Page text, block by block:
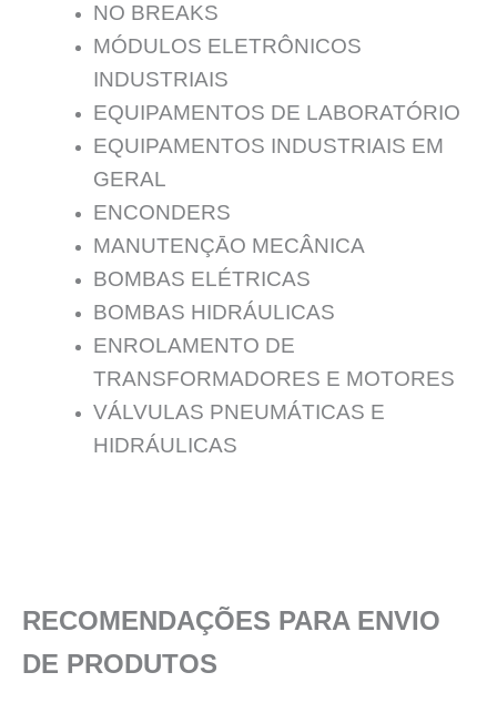
NO BREAKS
MÓDULOS ELETRÔNICOS
INDUSTRIAIS
EQUIPAMENTOS DE LABORATÓRIO
EQUIPAMENTOS INDUSTRIAIS EM
GERAL
ENCONDERS
MANUTENÇĀO MECÂNICA
BOMBAS ELÉTRICAS
BOMBAS HIDRÁULICAS
ENROLAMENTO DE
TRANSFORMADORES E MOTORES
VÁLVULAS PNEUMÁTICAS E
HIDRÁULICAS
RECOMENDAÇÕES PARA ENVIO
DE PRODUTOS